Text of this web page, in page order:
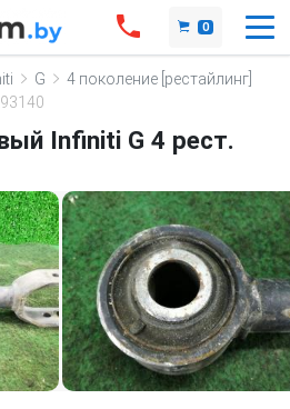
0
G
4 поколение [рестайлинг]
Infiniti G 4 рест.